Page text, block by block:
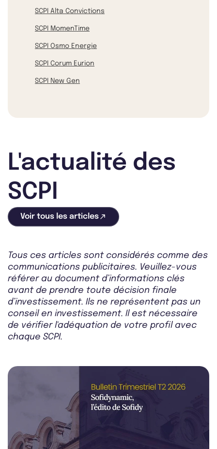
SCPI Alta Convictions
SCPI MomenTime
SCPI Osmo Energie
SCPI Corum Eurion
SCPI New Gen
L'actualité des
SCPI
Voir tous les articles
Tous ces articles sont considérés comme des
communications publicitaires. Veuillez-vous
référer au document d’informations clés
avant de prendre toute décision finale
d’investissement. Ils ne représentent pas un
conseil en investissement. Il est nécessaire
de vérifier l'adéquation de votre profil avec
chaque SCPI.